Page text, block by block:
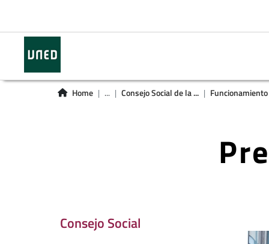
Home ... Consejo Social de la ...
Consejo Social